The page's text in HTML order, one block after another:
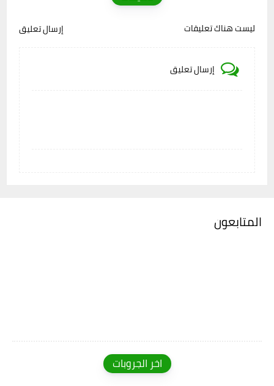
ليست هناك تعليقات إرسال تعليق
إرسال تعليق
المتابعون
اخر الجروبات